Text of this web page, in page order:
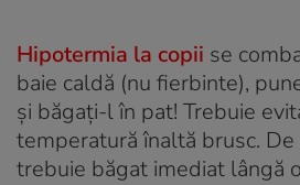
Hipotermia la copii se
baie caldă (nu fierbinte),
şi băgaţi-l în pat! Trebuie
temperatură înaltă brusc. De
trebuie băgat imediat lângă